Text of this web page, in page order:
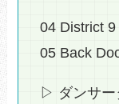
04 District 9
05 Back
▷ ダンサー